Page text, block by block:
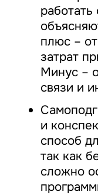
плюс –
затрат
Минус –
связи и
и
способ
так как
сложно